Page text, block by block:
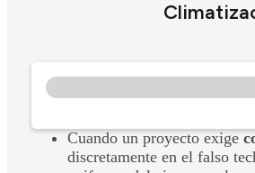
Cuando un proyecto exige
discretamente en el falso